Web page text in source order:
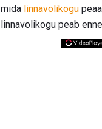
mida linnavolikogu
linnavolikogu peab